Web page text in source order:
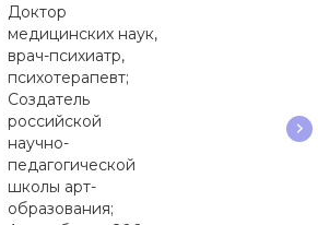
Доктор
медицинских наук,
врач-психиатр,
психотерапевт;
Создатель
российской
научно-
педагогической
школы арт-
образования;